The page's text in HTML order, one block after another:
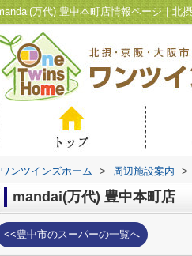
ワンツインズホーム > 周辺施設案内 >
mandai(万代) 豊中本町店
<<豊中市のスーパーの一覧へ